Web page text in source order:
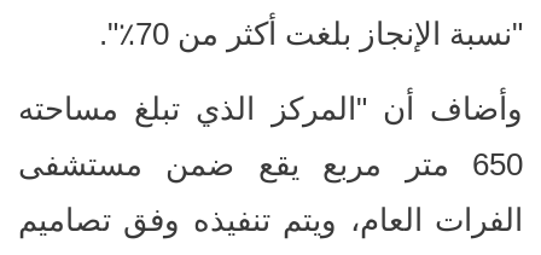
"نسبة الإنجاز بلغت أكثر من 70٪".
وأضاف أن "المركز الذي تبلغ مساحته
650 متر مربع يقع ضمن مستشفى
الفرات العام، ويتم تنفيذه وفق تصاميم